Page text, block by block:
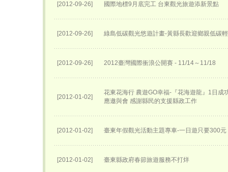
[2012-09-26] 國際地標9月底完工 台東觀光旅遊添新景點
[2012-09-26] 綠島低碳觀光悠遊計畫-黃縣長歡迎鄉親低碳
[2012-09-26] 2012臺灣國際衝浪公開賽 - 11/14～11/18
[2012-01-02]
花東花海行 農遊GO幸福-『花海遊龍』1日成
應邀與會 感謝縣民的支援縣政工作
[2012-01-02] 臺東年假觀光活動主題專車-一日遊只要300元
[2012-01-02] 臺東縣政府春節旅遊服務不打烊